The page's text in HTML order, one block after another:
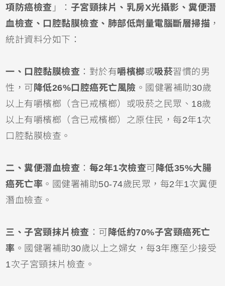
項防癌檢查 」： 子宮頸抹片、乳房X光攝影、糞便潛
血檢查、口腔黏膜檢查、肺部低劑量電腦斷層掃描 ，
統計資料分如下：
一、口腔黏膜檢查 ：對於有嚼檳榔或吸菸習慣的男
性，可 降低26%口腔癌死亡風險 。國健署補助30歲
以上有嚼檳榔（含已戒檳榔）或吸菸之民眾、18歲
以上有嚼檳榔（含已戒檳榔）之原住民，每2年1次
口腔黏膜檢查。
二、糞便潛血檢查 ： 每2年1次檢查可 降低35%大腸
癌死亡率 。國健署補助50-74歲民眾，每2年1次糞便
潛血檢查。
三、子宮頸抹片檢查 ：可 降低約70%子宮頸癌死亡
率 。國健署補助30歲以上之婦女，每3年應至少接受
1次子宮頸抹片檢查。